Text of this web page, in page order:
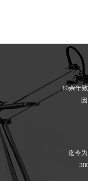
10余年
迄今